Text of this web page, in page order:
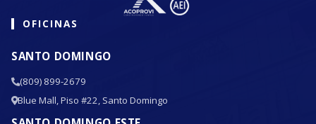
OFICINAS
SANTO DOMINGO
(809) 899-2679
Blue Mall, Piso #22, Santo Domingo